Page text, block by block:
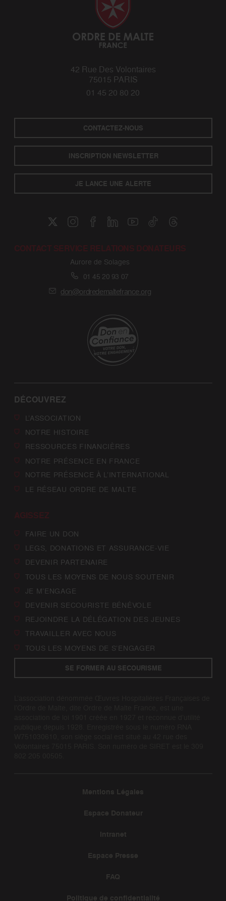
42 Rue Des Volontaires
75015 PARIS
01 45 20 80 20
CONTACTEZ-NOUS
INSCRIPTION NEWSLETTER
JE LANCE UNE ALERTE
CONTACT SERVICE RELATIONS DONATEURS
Aurore de Solages
01 45 20 93 07
don@ordredemaltefrance.org
DÉCOUVREZ
L’ASSOCIATION
NOTRE HISTOIRE
RESSOURCES FINANCIÈRES
NOTRE PRÉSENCE EN FRANCE
NOTRE PRÉSENCE À L’INTERNATIONAL
LE RÉSEAU ORDRE DE MALTE
AGISSEZ
FAIRE UN DON
LEGS, DONATIONS ET ASSURANCE-VIE
DEVENIR PARTENAIRE
TOUS LES MOYENS DE NOUS SOUTENIR
JE M’ENGAGE
DEVENIR SECOURISTE BÉNÉVOLE
REJOINDRE LA DÉLÉGATION DES JEUNES
TRAVAILLER AVEC NOUS
TOUS LES MOYENS DE S’ENGAGER
SE FORMER AU SECOURISME
Mentions Légales
Espace Donateur
Intranet
Espace Presse
FAQ
Politique de confidentialité